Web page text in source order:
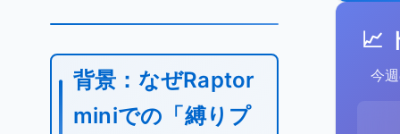
背景：なぜRaptor
miniでの「縛りプ
📈
今